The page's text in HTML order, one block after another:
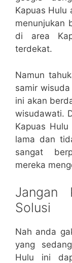
Kapuas Hulu
menunjukan
di area
terdekat.
Namun
samir
ini akan
wisudawati.
Kapuas
lama dan
sangat
mereka
Jangan
Solusi
Nah anda
yang
Hulu ini